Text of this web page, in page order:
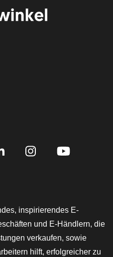
inspirierendes E-
und E-Händlern, die
verkaufen, sowie
hilft, erfolgreicher zu